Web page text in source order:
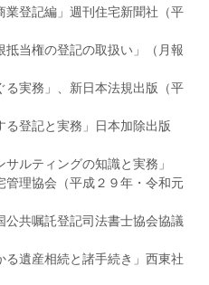
業登記編」週刊住宅新聞社（平
当権の登記の取扱い」（月報
実務」、新日本法規出版（平
登記と実務」日本加除出版
ルティングの知識と実務」
管理協会（平成２９年・令和元
共嘱託登記司法書士協会協議
遺産相続と諸手続き」西東社